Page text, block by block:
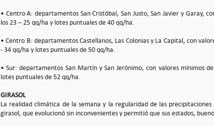
• Centro A: departamentos San Cristóbal, San Justo, San Javier y Garay,
los 23 – 25 qq/ha y lotes puntuales de 40 qq/ha.
• Centro B: departamentos Castellanos, Las Colonias y La Capital, con
- 34 qq/ha y lotes puntuales de 50 qq/ha.
• Sur: departamentos San Martín y San Jerónimo, con valores mínimos
lotes puntuales de 52 qq/ha.
GIRASOL
La realidad climática de la semana y la regularidad de las
girasol, que evolucionó sin inconvenientes y permitió que sus estados,